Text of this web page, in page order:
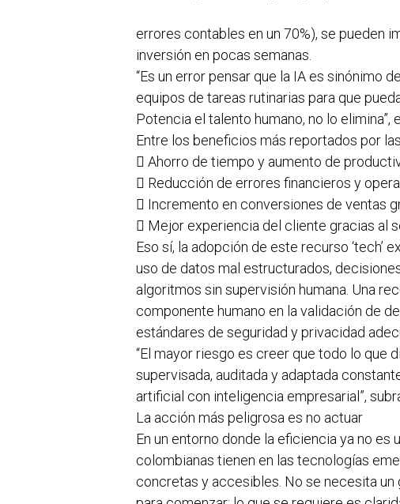
errores contables en un 70%), se pueden
inversión en pocas semanas.
“Es un error pensar que la IA es sinónimo
equipos de tareas rutinarias para que
Potencia el talento humano, no lo
Entre los beneficios más reportados por
 Ahorro de tiempo y aumento de
 Reducción de errores financieros y
 Incremento en conversiones de ventas
 Mejor experiencia del cliente gracias al
Eso sí, la adopción de este recurso ‘tech’
uso de datos mal estructurados,
algoritmos sin supervisión humana. Una
componente humano en la validación de
estándares de seguridad y privacidad
“El mayor riesgo es creer que todo lo que
supervisada, auditada y adaptada
artificial con inteligencia empresarial”,
La acción más peligrosa es no actuar
En un entorno donde la eficiencia ya no es
colombianas tienen en las tecnologías
concretas y accesibles. No se necesita